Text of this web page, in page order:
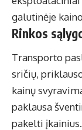
galutinėje
Rinkos
Transporto
sričių,
kainų
paklausa
pakelti įkainius.